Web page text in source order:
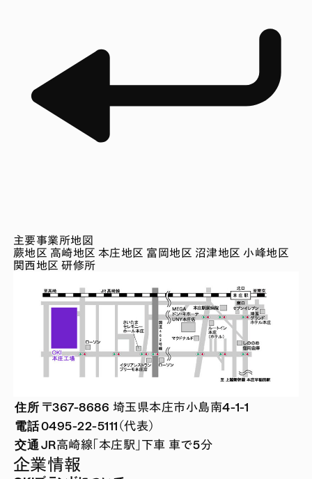
主要事業所地図
蕨地区 高崎地区 本庄地区 富岡地区 沼津地区 小峰地区
関西地区 研修所
住所 〒367-8686 埼玉県本庄市小島南4-1-1
電話0495-22-5111（代表）
交通 JR高崎線「本庄駅」下車 車で5分
企業情報